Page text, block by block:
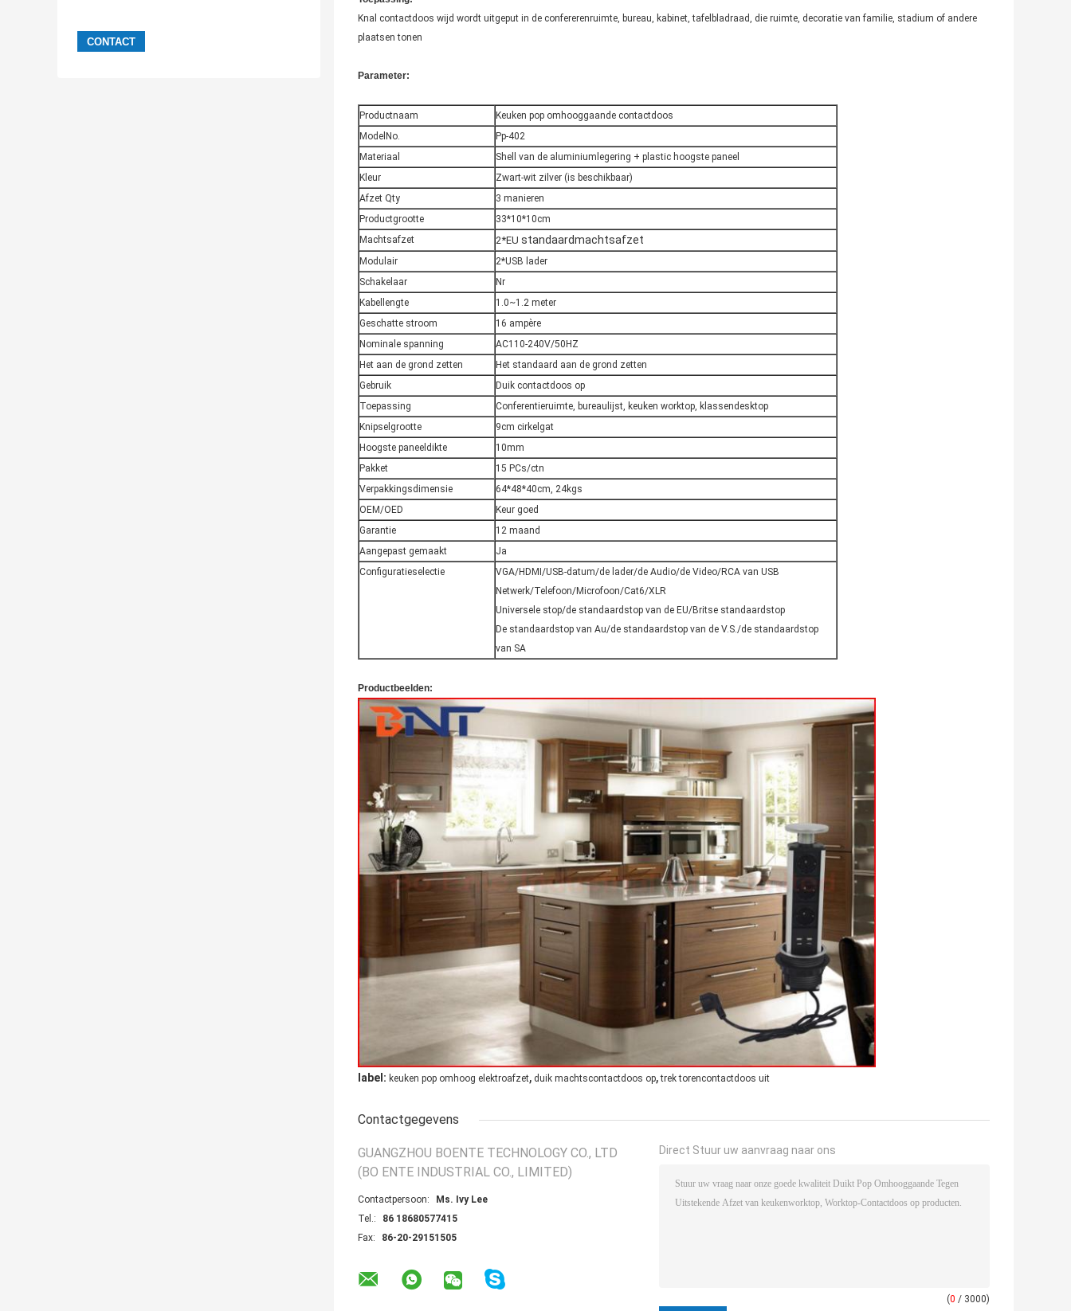
Knal contactdoos wijd wordt uitgeput in de confererenruimte, bureau, kabinet, tafelbladraad, die ruimte, decoratie van familie, stadium of andere
plaatsen tonen
Parameter:
Productnaam
Keuken pop omhooggaande contactdoos
ModelNo.
Pp-402
Materiaal
Shell van de aluminiumlegering + plastic hoogste paneel
Kleur
Zwart-wit zilver (is beschikbaar)
Afzet Qty
3 manieren
Productgrootte
33*10*10cm
Machtsafzet
2*EU standaardmachtsafzet
Modulair
2*USB lader
Schakelaar
Nr
Kabellengte
1.0~1.2 meter
Geschatte stroom
16 ampère
Nominale spanning
AC110-240V/50HZ
Het aan de grond zetten
Het standaard aan de grond zetten
Gebruik
Duik contactdoos op
Toepassing
Conferentieruimte, bureaulijst, keuken worktop, klassendesktop
Knipselgrootte
9cm cirkelgat
Hoogste paneeldikte
10mm
Pakket
15 PCs/ctn
Verpakkingsdimensie
64*48*40cm, 24kgs
OEM/OED
Keur goed
Garantie
12 maand
Aangepast gemaakt
Ja
Configuratieselectie
VGA/HDMI/USB-datum/de lader/de Audio/de Video/RCA van USB
Netwerk/Telefoon/Microfoon/Cat6/XLR
Universele stop/de standaardstop van de EU/Britse standaardstop
De standaardstop van Au/de standaardstop van de V.S./de standaardstop
van SA
Productbeelden:
label: keuken pop omhoog elektroafzet, duik machtscontactdoos op, trek torencontactdoos uit
Contactgegevens
GUANGZHOU BOENTE TECHNOLOGY CO., LTD
(BO ENTE INDUSTRIAL CO., LIMITED)
Contactpersoon:
Ms. Ivy Lee
Tel.:
86 18680577415
Fax:
86-20-29151505
Direct Stuur uw aanvraag naar ons
(0 / 3000)